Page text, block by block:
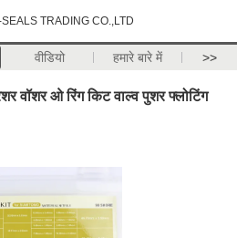
TRADING CO.,LTD
वीडियो हमारे बारे में >>
वॉशर ओ रिंग किट वाल्व पुशर फ्लोटिंग